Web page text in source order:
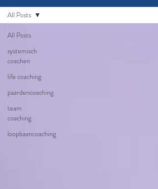
All Posts
systemisch
coachen
life coaching
paardencoaching
team
coaching
loopbaancoaching
All Posts